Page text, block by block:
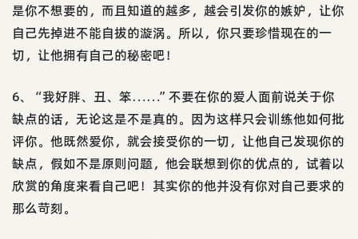
是你不想要的，而且知道的越多，越会引发你的嫉妒，让你
自己先掉进不能自拔的漩涡。所以，你只要珍惜现在的一
切，让他拥有自己的秘密吧！
6、“我好胖、丑、笨……”不要在你的爱人面前说关于你
缺点的话，无论这是不是真的。因为这样只会训练他如何批
评你。他既然爱你，就会接受你的一切，让他自己发现你的
缺点，假如不是原则问题，他会联想到你的优点的，试着以
欣赏的角度来看自己吧！其实你的他并没有你对自己要求的
那么苛刻。